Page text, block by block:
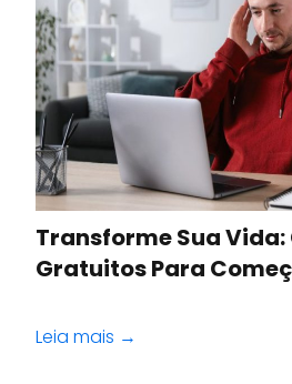
Transforme Sua Vida:
Gratuitos Para
Leia mais →